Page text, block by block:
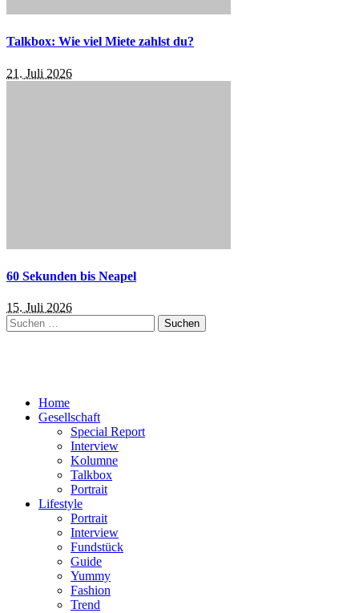
Talkbox: Wie viel Miete zahlst du?
21. Juli 2026
60 Sekunden bis Neapel
15. Juli 2026
Suchen
nach:
Home
Gesellschaft
Special Report
Interview
Kolumne
Talkbox
Portrait
Lifestyle
Portrait
Interview
Fundstück
Guide
Yummy
Fashion
Trend